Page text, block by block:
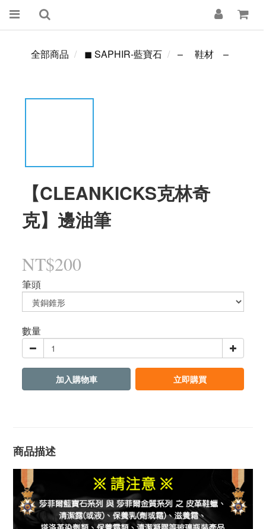
全部商品 ◼ SAPHIR-藍寶石 – 鞋材 –
【CLEANKICKS克林奇
克】邊油筆
NT$200
筆頭
數量
加入購物車 立即購買
商品描述